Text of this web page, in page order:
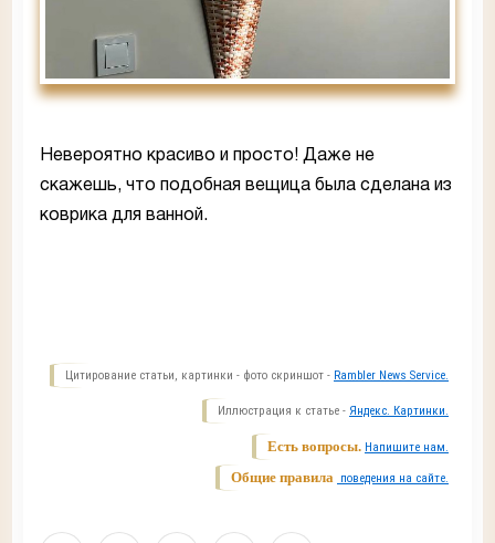
Невероятно красиво и просто! Даже не
скажешь, что подобная вещица была сделана из
коврика для ванной.
Цитирование статьи, картинки - фото скриншот - Rambler News Service.
Иллюстрация к статье - Яндекс. Картинки.
Есть вопросы. Напишите нам.
Общие правила поведения на сайте.